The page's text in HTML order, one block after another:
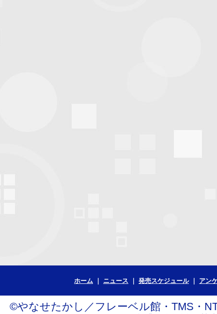
ホーム ニュース 発売スケジュール アン
©やなせたかし／フレーベル館・TMS・